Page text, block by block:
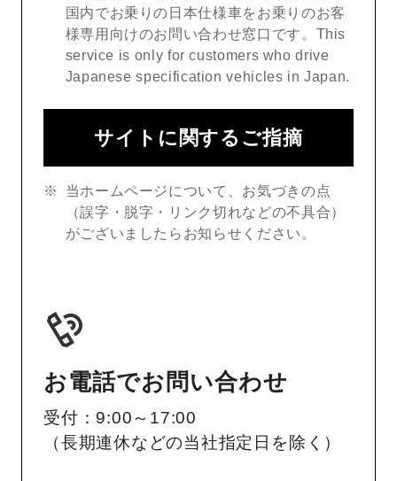
国内でお乗りの日本仕様車をお乗りのお客
様専用向けのお問い合わせ窓口です。This
service is only for customers who drive
Japanese specification vehicles in Japan.
サイトに関するご指摘
当ホームページについて、お気づきの点
（誤字・脱字・リンク切れなどの不具合）
がございましたらお知らせください。
お電話でお問い合わせ
受付：9:00～17:00
（長期連休などの当社指定日を除く）